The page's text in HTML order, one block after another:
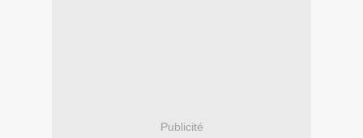
Publicité